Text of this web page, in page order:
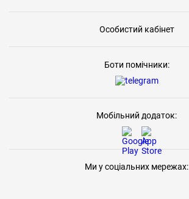
Особистий кабінет
Боти помічники:
Мобільний додаток:
Ми у соціальних мережах: